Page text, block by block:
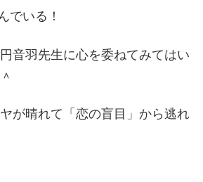
でいる！
音羽先生に心を委ねてみてはい
が晴れて「恋の盲目」から逃れ